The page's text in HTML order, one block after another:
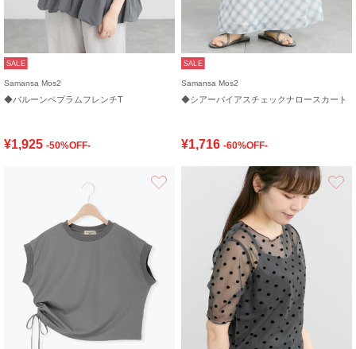
SALE
Samansa Mos2
◆バルーンペプラムフレンチT
¥1,925 -50%OFF-
SALE
Samansa Mos2
◆シアーバイアスチェックナロースカート
¥1,716 -60%OFF-